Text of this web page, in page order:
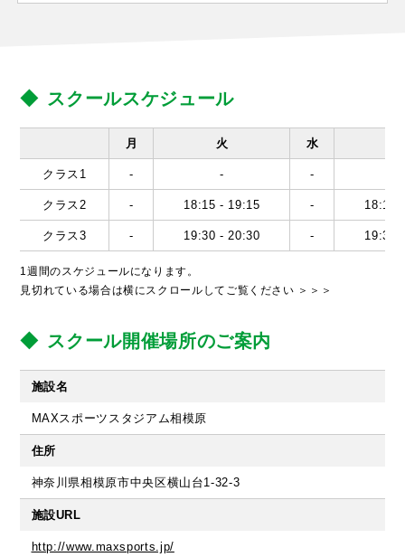
スクールスケジュール
月 火 水
クラス1 - - -
クラス2 - 18:15 - 19:15 - 18:15
クラス3 - 19:30 - 20:30 - 19:30
1週間のスケジュールになります。
見切れている場合は横にスクロールしてご覧ください ＞＞＞
スクール開催場所のご案内
施設名
MAXスポーツスタジアム相模原
住所
神奈川県相模原市中央区横山台1-32-3
施設URL
http://www.maxsports.jp/